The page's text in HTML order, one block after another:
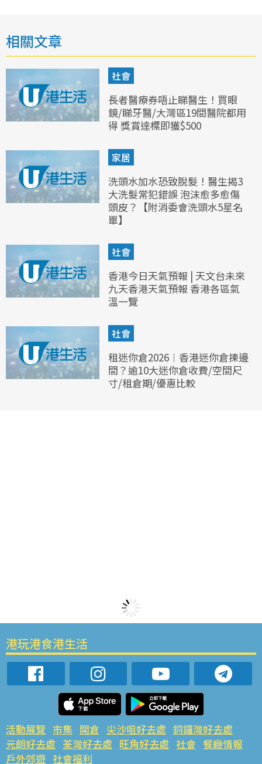
相關文章
社會
長者醫療券唔止睇醫生！買眼
鏡/睇牙醫/大灣區19間醫院都用
得 獎賞達標即獲$500
家居
洗頭水加水恐致脫髮！醫生揭3
大洗髮常犯錯誤 泡沫愈多愈傷
頭皮？【附消委會洗頭水5星名
單】
社會
香港今日天氣預報 | 天文台未來
九天香港天氣預報 香港各區氣
溫一覽
社會
租迷你倉2026︱香港迷你倉揀邊
間？逾10大迷你倉收費/空間尺
寸/租倉期/優惠比較
港玩港食港生活
活動展覽 市集 開倉 尖沙咀好去處 銅鑼灣好去處
元朗好去處 荃灣好去處 旺角好去處 社會 餐廳情報
戶外郊遊 社會福利